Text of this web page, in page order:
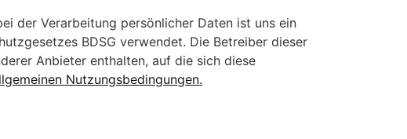
der Verarbeitung persönlicher Daten ist uns ein
BDSG verwendet. Die Betreiber dieser
Anbieter enthalten, auf die sich diese
Nutzungsbedingungen.